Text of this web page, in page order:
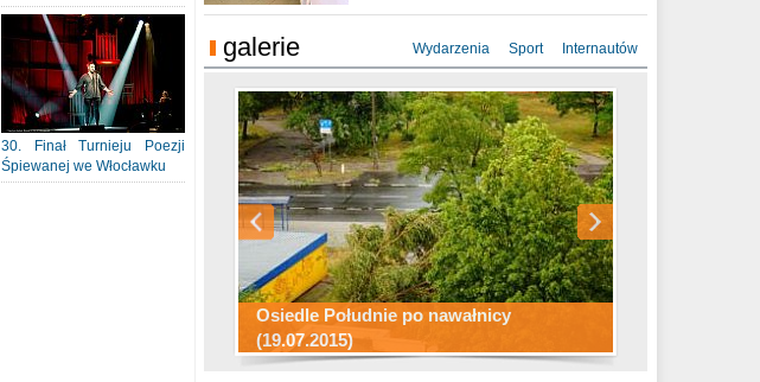
30. Finał Turnieju Poezji
Śpiewanej we Włocławku
galerie Wydarzenia Sport Internautów
Osiedle Południe po nawałnicy
(19.07.2015)
Wizytówka Włocławka
polowanie wigilijne 2014
Miasto kładzie się do snu .
Konkurs fotograficzny "Co to za
miejsca"
Ścieżka rowerowa w naszym mieście